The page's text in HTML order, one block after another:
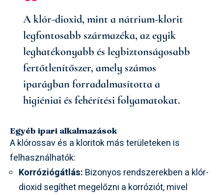
A klór-dioxid, mint a nátrium-klorit
legfontosabb származéka, az egyik
leghatékonyabb és legbiztonságosabb
fertőtlenítőszer, amely számos
iparágban forradalmasította a
higiéniai és fehérítési folyamatokat.
Egyéb ipari alkalmazások
A klórossav és a kloritok más területeken is
felhasználhatók:
Korróziógátlás: Bizonyos rendszerekben a klór-
dioxid segíthet megelőzni a korróziót, mivel